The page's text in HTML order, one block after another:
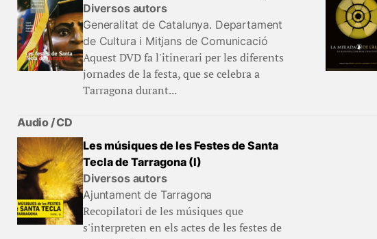
Diversos autors
Generalitat de Catalunya. Departament
de Cultura i Mitjans de Comunicació
Aquest DVD fa l'itinerari per les diferents
jornades de la festa, que se celebra a
Tarragona durant...
Audio / CD
Les músiques de les Festes de Santa
Tecla de Tarragona (I)
Diversos autors
Ajuntament de Tarragona
Recopilatori de les músiques que
s'interpreten en els actes de les festes de